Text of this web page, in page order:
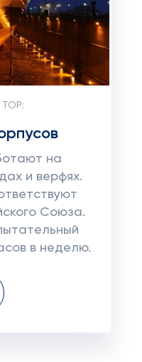
TOP:
на
и верфях.
Союза.
в неделю.